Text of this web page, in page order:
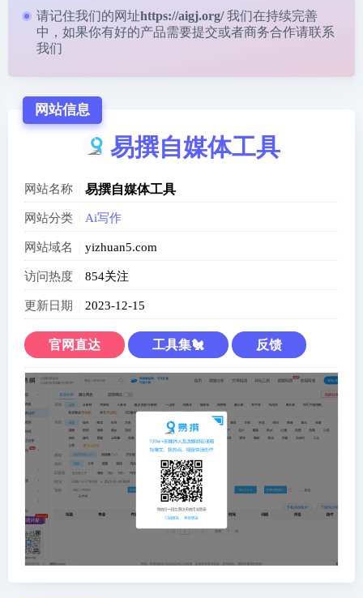
请记住我们的网址https://aigj.org/ 我们在持续完善
中，如果你有好的产品需要提交或者商务合作请联系
我们
网站信息
易撰自媒体工具
网站名称 易撰自媒体工具
网站分类 Ai写作
网站域名 yizhuan5.com
访问热度 854关注
更新日期 2023-12-15
官网直达 工具集🐔 反馈